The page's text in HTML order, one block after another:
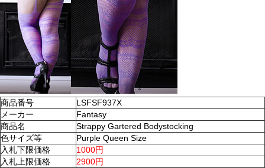
商品番号
LSFSF937X
メーカー
Fantasy
商品名
Strappy Gartered Bodystocking
色サイズ等
Purple Queen Size
入札下限価格
1000円
入札上限価格
2900円